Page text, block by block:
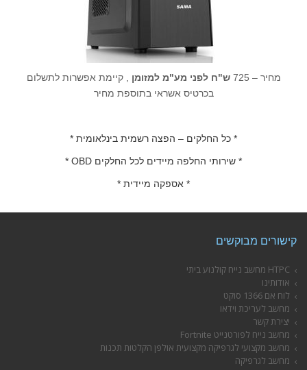
מחיר – 725 ש"ח לפני מע"מ למזומן , קיימת אפשרות לתשלום
בכרטיס אשראי בתוספת מחיר
* כל החלקים – הפצה רשמית בינלאומית *
* שירותי החלפה מיידים לכל החלקים OBD *
* אספקה מיידית *
קישורים מבוקשים
HTPC מחשב נייח קולנוע ביתי
אודותינו
לוח אם 1366 סוקט
מחשב לעריכת וידאו
יצירת קשר
מחשב נייח לפורטנייט Fortnite
מחשב מקצועי לגרפיקה מקצועית אולפן הקלטות תכנות
מחשב לגרפיקה